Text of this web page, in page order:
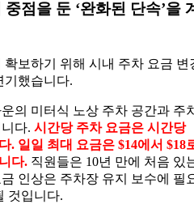
점을 둔 ‘완화된 단속’을
보하기 위해 시내 주차 요금 변
기했습니다.
의 미터식 노상 주차 공간과 주
다. 시간당 주차 요금은 시간당
. 일일 최대 요금은 $14에서 $18
다. 직원들은 10년 만에 처음 있
인상은 주차장 유지 보수에 필
것입니다.